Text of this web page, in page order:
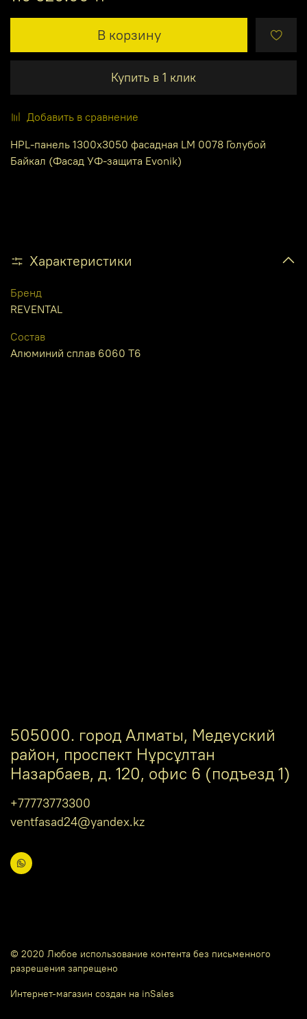
В корзину
Купить в 1 клик
Добавить в сравнение
HPL-панель 1300х3050 фасадная LM 0078 Голубой
Байкал (Фасад УФ-защита Evonik)
Характеристики
Бренд
REVENTAL
Состав
Алюминий сплав 6060 Т6
505000. город Алматы, Медеуский
район, проспект Нұрсұлтан
Назарбаев, д. 120, офис 6 (подъезд 1)
+77773773300
ventfasad24@yandex.kz
© 2020 Любое использование контента без письменного
разрешения запрещено
Интернет-магазин создан на inSales